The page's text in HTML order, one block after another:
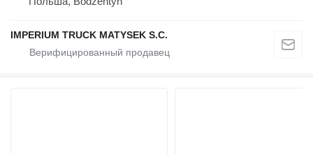
IMPERIUM TRUCK MATYSEK S.C.